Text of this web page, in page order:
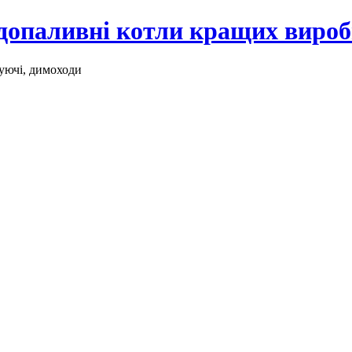
котли кращих
димоходи